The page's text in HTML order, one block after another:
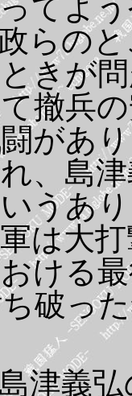
てよ
らの
きが
撤兵
があ
、島
うあ
は大
ける
破っ
津義